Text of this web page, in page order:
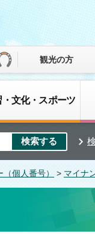
観光の方
文化・スポーツ
個人番号） > マイナ